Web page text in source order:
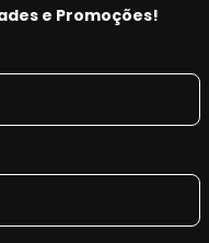
de emergência.
e Promoções!